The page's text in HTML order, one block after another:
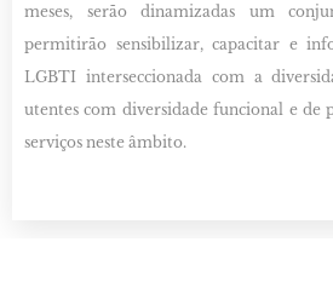
meses, serão dinamizadas um
permitirão sensibilizar, capacitar e
LGBTI interseccionada com a
utentes com diversidade funcional e de
serviços neste âmbito.